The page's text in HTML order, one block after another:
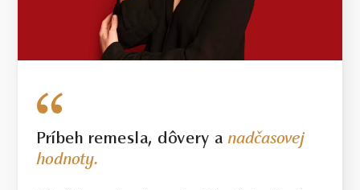
Príbeh remesla, dôvery anadčasovej
hodnoty.